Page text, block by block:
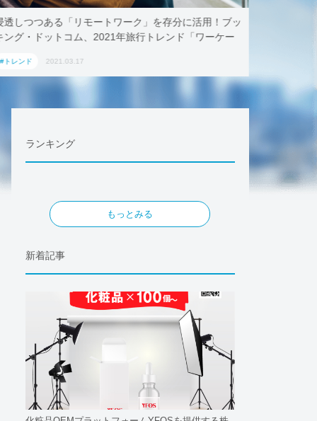
透しつつある「リモートワーク」を存分に活用！ブッ
ング・ドットコム、2021年旅行トレンド「ワーケー
#トレンド 2021.03.17
ランキング
もっとみる
新着記事